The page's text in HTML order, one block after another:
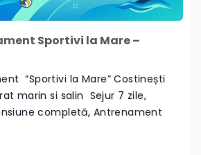
Sportivi la Mare –
”Sportivi la Mare” Costinești
marin si salin Sejur 7 zile,
completă, Antrenament